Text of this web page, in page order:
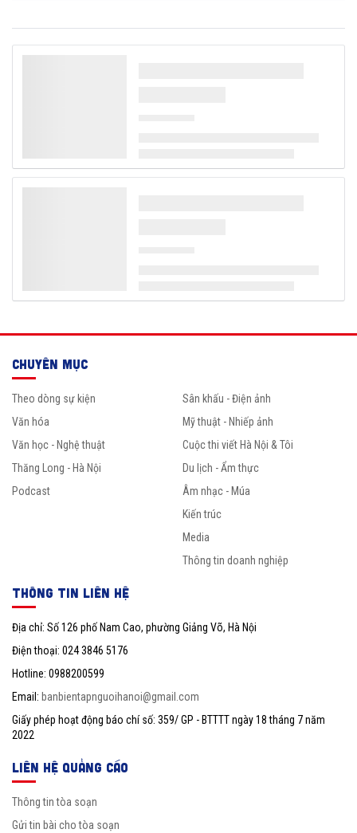
CHUYÊN MỤC
Theo dòng sự kiện
Văn hóa
Văn học - Nghệ thuật
Thăng Long - Hà Nội
Podcast
Sân khấu - Điện ảnh
Mỹ thuật - Nhiếp ảnh
Cuộc thi viết Hà Nội & Tôi
Du lịch - Ẩm thực
Âm nhạc - Múa
Kiến trúc
Media
Thông tin doanh nghiệp
THÔNG TIN LIÊN HỆ
Địa chỉ: Số 126 phố Nam Cao, phường Giảng Võ, Hà Nội
Điện thoại: 024 3846 5176
Hotline: 0988200599
Email: banbientapnguoihanoi@gmail.com
Giấy phép hoạt động báo chí số: 359/ GP - BTTTT ngày 18 tháng 7 năm
2022
LIÊN HỆ QUẢNG CÁO
Thông tin tòa soạn
Gửi tin bài cho tòa soạn